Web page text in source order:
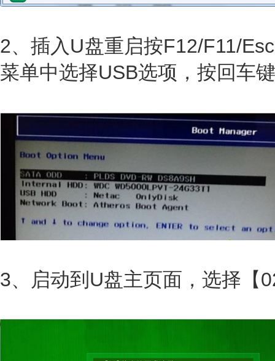
2、插入U盘重启按F12/F11/
菜单中选择USB选项，按回车
3、启动到U盘主页面，选择【